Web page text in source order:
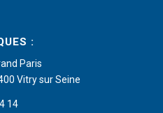
:
Paris
Vitry sur Seine
14